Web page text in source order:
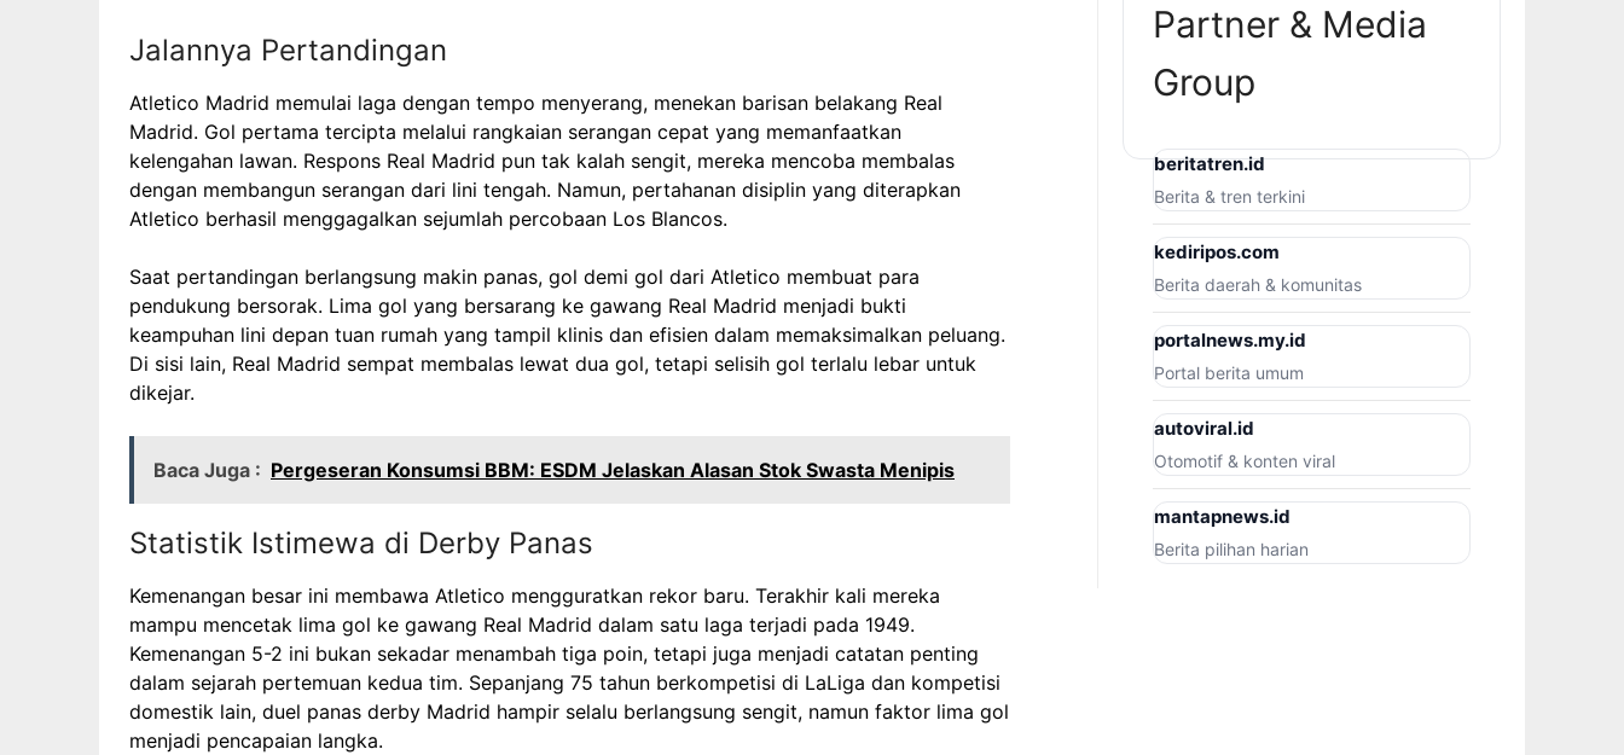
Jalannya Pertandingan
Atletico Madrid memulai laga dengan tempo menyerang, menekan barisan belakang Real
Madrid. Gol pertama tercipta melalui rangkaian serangan cepat yang memanfaatkan
kelengahan lawan. Respons Real Madrid pun tak kalah sengit, mereka mencoba membalas
dengan membangun serangan dari lini tengah. Namun, pertahanan disiplin yang diterapkan
Atletico berhasil menggagalkan sejumlah percobaan Los Blancos.
Saat pertandingan berlangsung makin panas, gol demi gol dari Atletico membuat para
pendukung bersorak. Lima gol yang bersarang ke gawang Real Madrid menjadi bukti
keampuhan lini depan tuan rumah yang tampil klinis dan efisien dalam memaksimalkan peluang.
Di sisi lain, Real Madrid sempat membalas lewat dua gol, tetapi selisih gol terlalu lebar untuk
dikejar.
Baca Juga : Pergeseran Konsumsi BBM: ESDM Jelaskan Alasan Stok Swasta Menipis
Statistik Istimewa di Derby Panas
Kemenangan besar ini membawa Atletico mengguratkan rekor baru. Terakhir kali mereka
mampu mencetak lima gol ke gawang Real Madrid dalam satu laga terjadi pada 1949.
Kemenangan 5-2 ini bukan sekadar menambah tiga poin, tetapi juga menjadi catatan penting
dalam sejarah pertemuan kedua tim. Sepanjang 75 tahun berkompetisi di LaLiga dan kompetisi
domestik lain, duel panas derby Madrid hampir selalu berlangsung sengit, namun faktor lima gol
menjadi pencapaian langka.
Partner & Media
Group
beritatren.id
Berita & tren terkini
kediripos.com
Berita daerah & komunitas
portalnews.my.id
Portal berita umum
autoviral.id
Otomotif & konten viral
mantapnews.id
Berita pilihan harian